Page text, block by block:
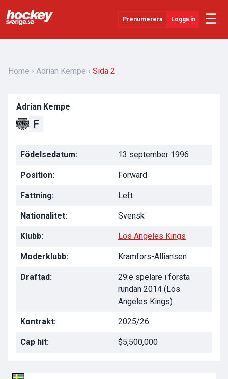
Prenumerera Logga in ☰
YouTube
Evenemang
Övrigt
Home Adrian Kempe Sida 2
Adrian Kempe
F
Födelsedatum: 13 september 1996
Position: Forward
Fattning: Left
Nationalitet: Svensk
Klubb: Los Angeles Kings
Moderklubb: Kramfors-Alliansen
Draftad:
29:e spelare i första
rundan 2014 (Los
Angeles Kings)
Kontrakt: 2025/26
Cap hit: $5,500,000